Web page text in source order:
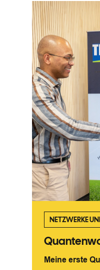
NETZWERKE
Meine erste